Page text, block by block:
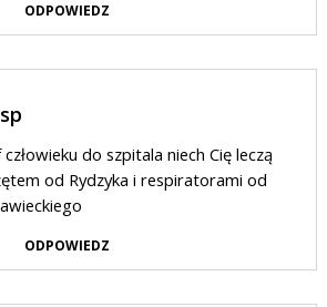
ODPOWIEDZ
do szpitala niech Cię leczą
od Rydzyka i respiratorami od
ODPOWIEDZ